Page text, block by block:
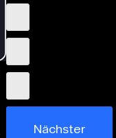
Nächster